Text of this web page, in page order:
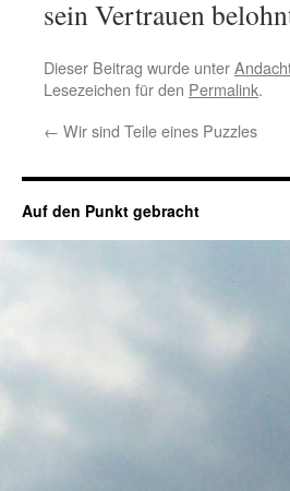
sein Vertrauen
Dieser Beitrag wurde unter
Lesezeichen für den Permalink.
← Wir sind Teile eines Puzzles
Auf den Punkt gebracht